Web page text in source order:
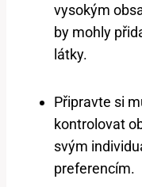
vysokým
by mohly
látky.
Připravte si
kontrolovat
svým
preferencím.